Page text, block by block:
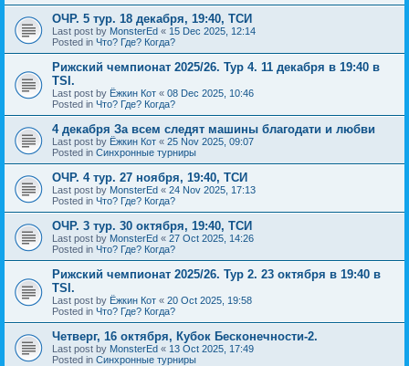
ОЧР. 5 тур. 18 декабря, 19:40, ТСИ
Last post by MonsterEd « 15 Dec 2025, 12:14
Posted in Что? Где? Когда?
Рижский чемпионат 2025/26. Тур 4. 11 декабря в 19:40 в
TSI.
Last post by Ёжкин Кот « 08 Dec 2025, 10:46
Posted in Что? Где? Когда?
4 декабря За всем следят машины благодати и любви
Last post by Ёжкин Кот « 25 Nov 2025, 09:07
Posted in Синхронные турниры
ОЧР. 4 тур. 27 ноября, 19:40, ТСИ
Last post by MonsterEd « 24 Nov 2025, 17:13
Posted in Что? Где? Когда?
ОЧР. 3 тур. 30 октября, 19:40, ТСИ
Last post by MonsterEd « 27 Oct 2025, 14:26
Posted in Что? Где? Когда?
Рижский чемпионат 2025/26. Тур 2. 23 октября в 19:40 в
TSI.
Last post by Ёжкин Кот « 20 Oct 2025, 19:58
Posted in Что? Где? Когда?
Четверг, 16 октября, Кубок Бесконечности-2.
Last post by MonsterEd « 13 Oct 2025, 17:49
Posted in Синхронные турниры